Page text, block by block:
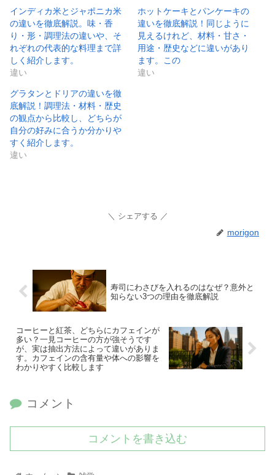
インディカ米とジャポニカ米
の違いを徹底解説。味・香
り・形・調理法の違いや、そ
れぞれの代表的な料理まで詳
しく紹介します。
違い
ホットケーキとパンケーキの
違いを徹底解説！同じように
見えるけれど、材料・甘さ・
用途・歴史などに違いがあり
ます。この
違い
グラタンとドリアの違いを徹
底解説！調理法・材料・歴史
の観点から比較し、どちらが
自分の好みに合うか分かりや
すく紹介します。
違い
シェアする
morigon
寿司にわさびを入れるのはなぜ？意外と
知らない3つの理由を徹底解説
コーヒーと紅茶、どちらにカフェインが
多い？一見コーヒーの方が強そうです
が、実は抽出方法によって違いがありま
す。カフェインの含有量や体への影響を
わかりやすく比較します
コメント
コメントを書き込む